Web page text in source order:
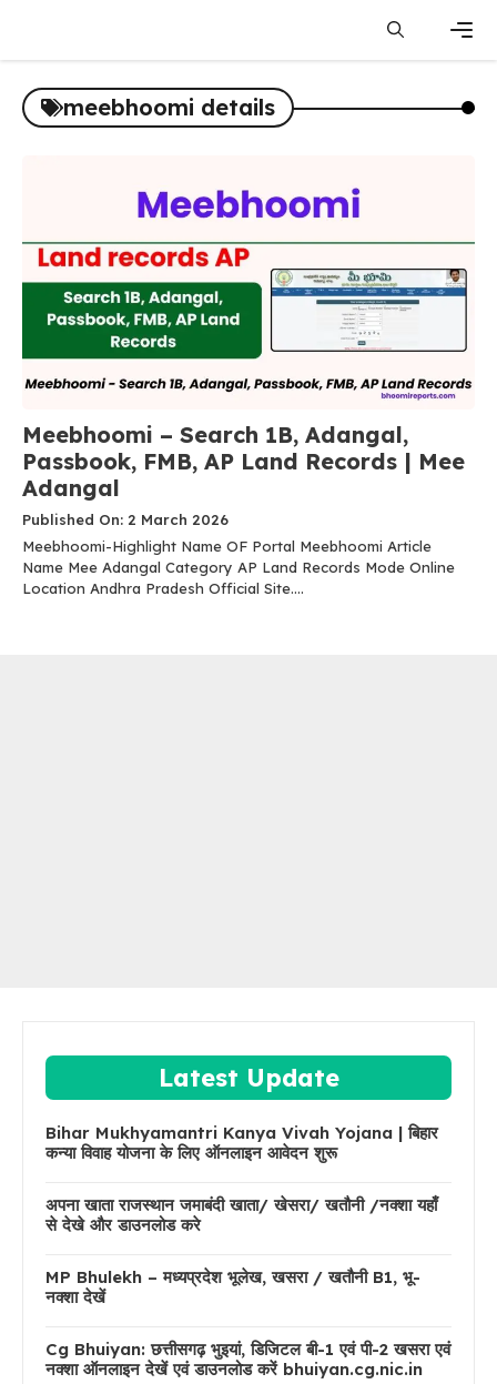
content
meebhoomi details
Meebhoomi – Search 1B, Adangal,
Passbook, FMB, AP Land Records | Mee
Adangal
Published On: 2 March 2026
Meebhoomi-Highlight Name OF Portal Meebhoomi Article
Name Mee Adangal Category AP Land Records Mode Online
Location Andhra Pradesh Official Site....
Latest Update
Bihar Mukhyamantri Kanya Vivah Yojana | बिहार
कन्या विवाह योजना के लिए ऑनलाइन आवेदन शुरू
अपना खाता राजस्थान जमाबंदी खाता/ खेसरा/ खतौनी /नक्शा यहाँ
से देखे और डाउनलोड करे
MP Bhulekh – मध्यप्रदेश भूलेख, खसरा / खतौनी B1, भू-
नक्शा देखें
Cg Bhuiyan: छत्तीसगढ़ भुइयां, डिजिटल बी-1 एवं पी-2 खसरा एवं
नक्शा ऑनलाइन देखें एवं डाउनलोड करें bhuiyan.cg.nic.in